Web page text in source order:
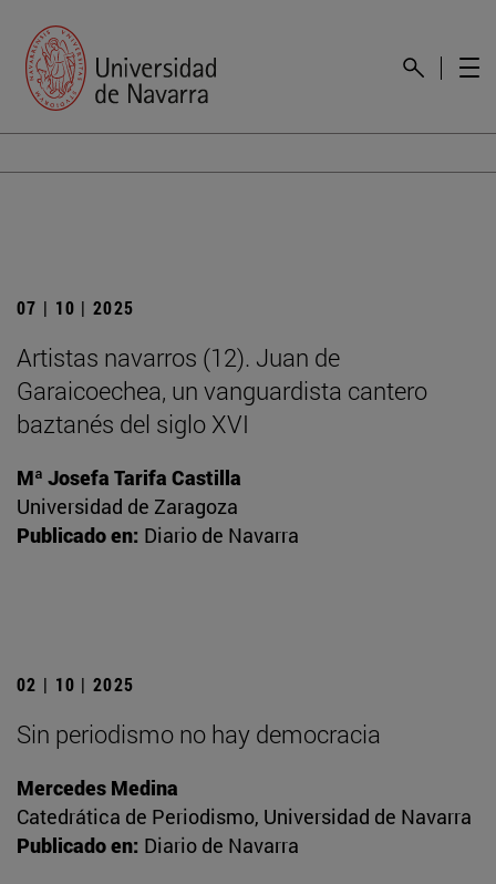
07 | 10 | 2025
Artistas navarros (12). Juan de
Garaicoechea, un vanguardista cantero
baztanés del siglo XVI
Mª Josefa Tarifa Castilla
Universidad de Zaragoza
Publicado en: Diario de Navarra
02 | 10 | 2025
Sin periodismo no hay democracia
Mercedes Medina
Catedrática de Periodismo, Universidad de Navarra
Publicado en: Diario de Navarra